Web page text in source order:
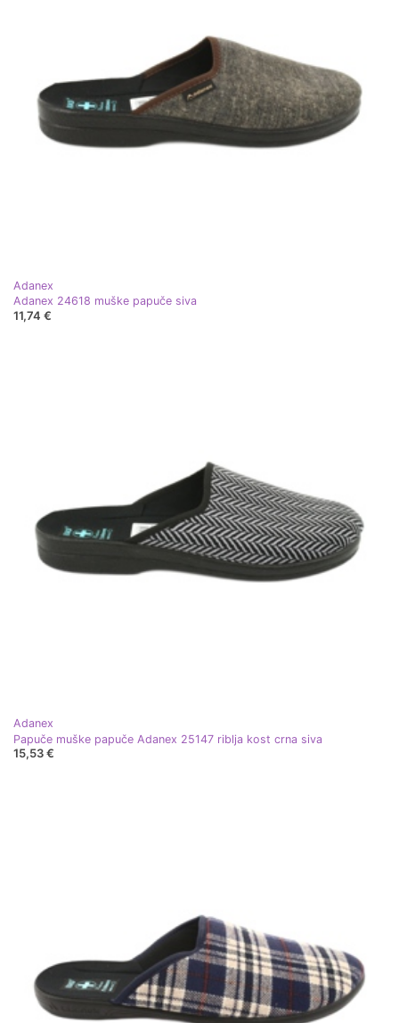
Adanex
Adanex 24618 muške papuče siva
11,74 €
Adanex
Papuče muške papuče Adanex 25147 riblja kost crna siva
15,53 €